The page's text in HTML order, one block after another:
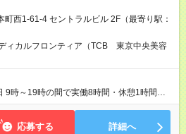
次昇給制度で毎年月給が上がっていくので
昇給♪ 【試用期間】試用期間あ
6ヶ月 ※ 雇用形態と給与に、本採用時と異
。 雇用形態：中途採用（契約社員） 給与：
町西1-61-4 セントラルビル 2F（最寄り駅：
ィカルフロンティア（TCB 東京中央美容
9時～19時の間で実働8時間・休憩1時間
残業月平均3時間のため、ほぼ毎日定時で退
応募する 詳細へ